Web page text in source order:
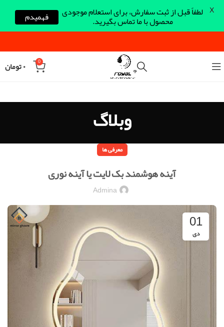
0 ۰تومان
وبلاگ
معرفی ها
آینه هوشمند بک لایت یا آینه نوری
Admina
01
دی
لطفاً قبل از ثبت سفارش، برای استعلام موجودی
محصول با ما تماس بگیرید. فهمیدم X